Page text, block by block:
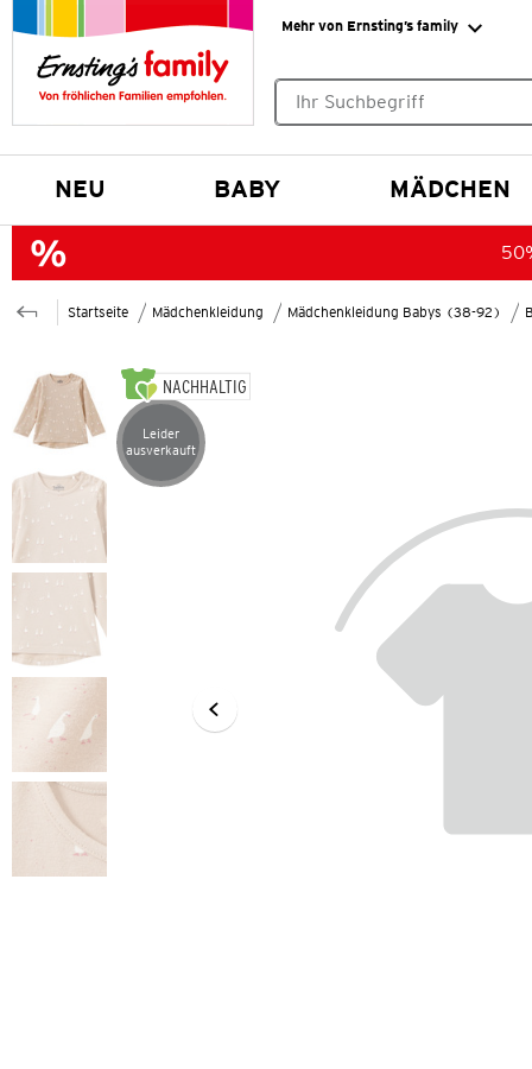
Mehr von Ernsting’s family
NEU BABY MÄDCHEN
Startseite Mädchenkleidung Mädchenkleidung Babys (38-92)
NACHHALTIG
Artikel leider ausverkauft
Leider
ausverkauft